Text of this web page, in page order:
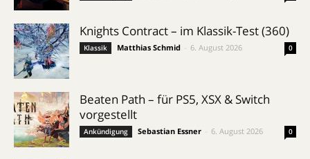
Knights Contract – im Klassik-Test (360)
Klassik Matthias Schmid 6. August 2026 0
Beaten Path – für PS5, XSX & Switch
vorgestellt
Ankündigung Sebastian Essner 6. August 2026 0